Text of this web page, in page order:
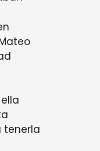
tenerla